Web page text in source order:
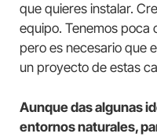
que quieres instalar.
equipo. Tenemos poca
pero es necesario que
un proyecto de estas
Aunque das algunas
entornos naturales,